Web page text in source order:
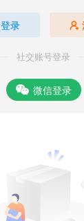
登录
社交账号登录
微信登录